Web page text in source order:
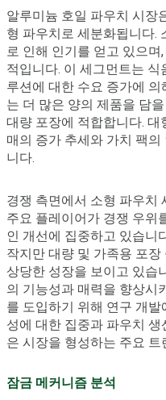
알루미늄 호일 파우치 시장
형 파우치로 세분화됩니다.
로 인해 인기를 얻고 있으
적입니다. 이 세그먼트는
루션에 대한 수요 증가에 의
는 더 많은 양의 제품을 담
대량 포장에 적합합니다.
매의 증가 추세와 가치 팩
니다.
경쟁 측면에서 소형 파우치
주요 플레이어가 경쟁 우위
인 개선에 집중하고 있습니
작지만 대량 및 가족용 포
상당한 성장을 보이고 있습
의 기능성과 매력을 향상시
를 도입하기 위해 연구 개
성에 대한 집중과 파우치
은 시장을 형성하는 주요 트
잠금 메커니즘 분석